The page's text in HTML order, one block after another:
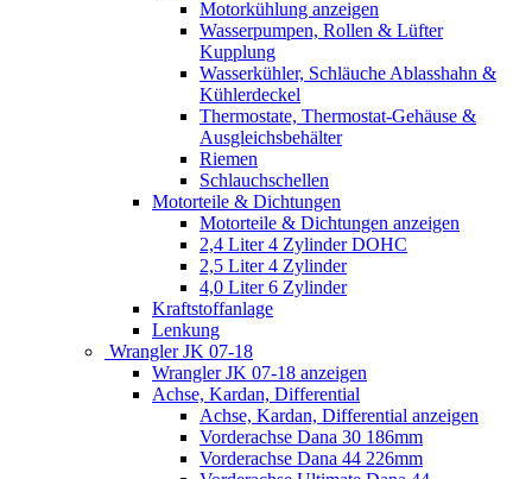
Motorkühlung anzeigen
Wasserpumpen, Rollen & Lüfter
Kupplung
Wasserkühler, Schläuche Ablasshahn &
Kühlerdeckel
Thermostate, Thermostat-Gehäuse &
Ausgleichsbehälter
Riemen
Schlauchschellen
Motorteile & Dichtungen
Motorteile & Dichtungen anzeigen
2,4 Liter 4 Zylinder DOHC
2,5 Liter 4 Zylinder
4,0 Liter 6 Zylinder
Kraftstoffanlage
Lenkung
Wrangler JK 07-18
Wrangler JK 07-18 anzeigen
Achse, Kardan, Differential
Achse, Kardan, Differential anzeigen
Vorderachse Dana 30 186mm
Vorderachse Dana 44 226mm